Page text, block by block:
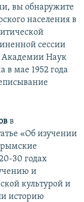
вы обнаружите
населения в
сессии
Академии Наук
мае 1952 года
в
«Об изучении
30 годах
и
культурой и
историю